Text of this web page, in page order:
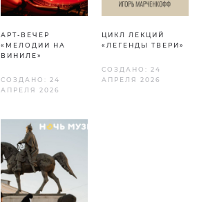
АРТ-ВЕЧЕР
«МЕЛОДИИ НА
ВИНИЛЕ»
СОЗДАНО: 24
АПРЕЛЯ 2026
ЦИКЛ ЛЕКЦИЙ
«ЛЕГЕНДЫ ТВЕРИ»
СОЗДАНО: 24
АПРЕЛЯ 2026